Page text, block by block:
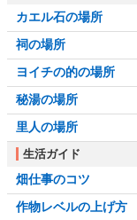
カエル石の場所
祠の場所
ヨイチの的の場所
秘湯の場所
里人の場所
生活ガイド
畑仕事のコツ
作物レベルの上げ方